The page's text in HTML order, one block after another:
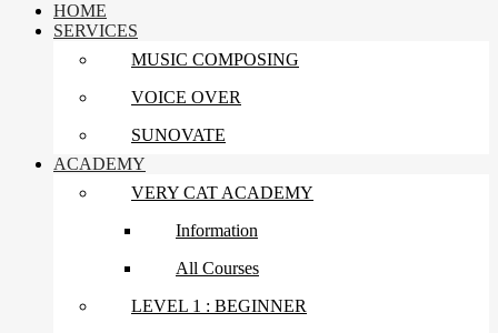
HOME
SERVICES
MUSIC COMPOSING
VOICE OVER
SUNOVATE
ACADEMY
VERY CAT ACADEMY
Information
All Courses
LEVEL 1 : BEGINNER